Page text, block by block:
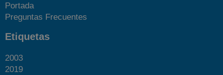
Portada
Preguntas Frecuentes
Etiquetas
2003
2019